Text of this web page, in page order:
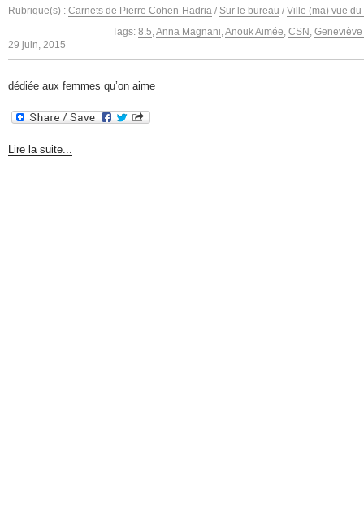
Rubrique(s) : Carnets de Pierre Cohen-Hadria / Sur le bureau / Ville (ma) vue du
Tags: 8.5,Anna Magnani,Anouk Aimée, CSN ,
29 juin, 2015
dédiée aux femmes qu’on aime
Lire la suite...